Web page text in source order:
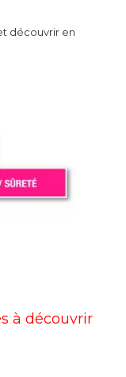
découvrir en
à découvrir